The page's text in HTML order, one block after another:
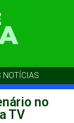
NOTÍCIAS
no
TV